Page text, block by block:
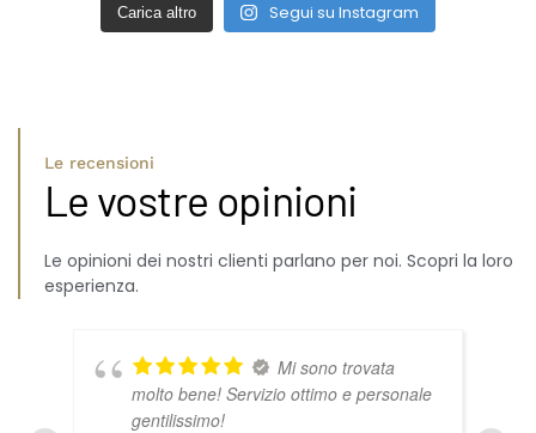
Carica altro Segui su Instagram
Le recensioni
Le vostre opinioni
Le opinioni dei nostri clienti parlano per noi. Scopri la loro
esperienza.
Mi sono trovata
molto bene! Servizio ottimo e personale
gentilissimo!